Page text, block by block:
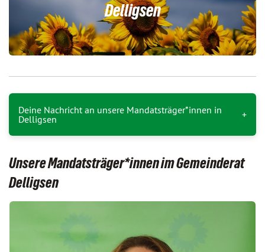
Delligsen
Deine Nachricht an unsere Mandatsträger*innen in
Delligsen
Unsere Mandatsträger*innen im Gemeinderat
Delligsen